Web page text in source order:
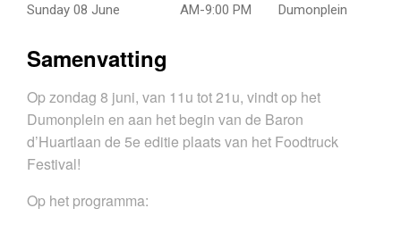
Sunday 08 June
AM-9:00 PM
Dumonplein
Samenvatting
Op zondag 8 juni, van 11u tot 21u, vindt op het
Dumonplein en aan het begin van de Baron
d’Huartlaan de 5e editie plaats van het Foodtruck
Festival!
Op het programma: